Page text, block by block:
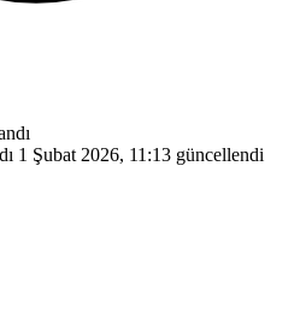
1 Şubat 2026, 11:13 güncellendi